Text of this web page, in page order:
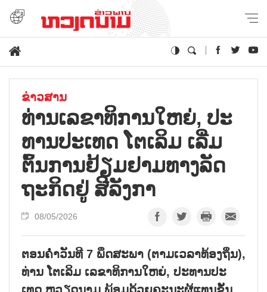
ຂ່າວສານ
ທ່ານເລ​ຂາ​ທິ​ການ​ໃຫຍ່, ປະ​
ທານ​ປະ​ເທດ ໂຕ​ເລິມ ເລີ່ມ​
ຕົ້ນ​ການ​ຢ້ຽມ​ຢາມ​ທາງ​ລັດ​
ຖະ​ກິດ​ຢູ່ ສີ​ລັງ​ກາ
08/05/2026
ຕອນ​ຄ່ຳ​ວັນ​ທີ 7 ພຶດ​ສະ​ພາ (ຕາມ​ເວ​ລາ​ທ້ອງ​ຖິ່ນ),
ທ່ານ ໂຕ​ເລິມ ​ເລ​ຂາ​ທິ​ການ​ໃຫຍ່, ປະ​ທານ​ປະ​